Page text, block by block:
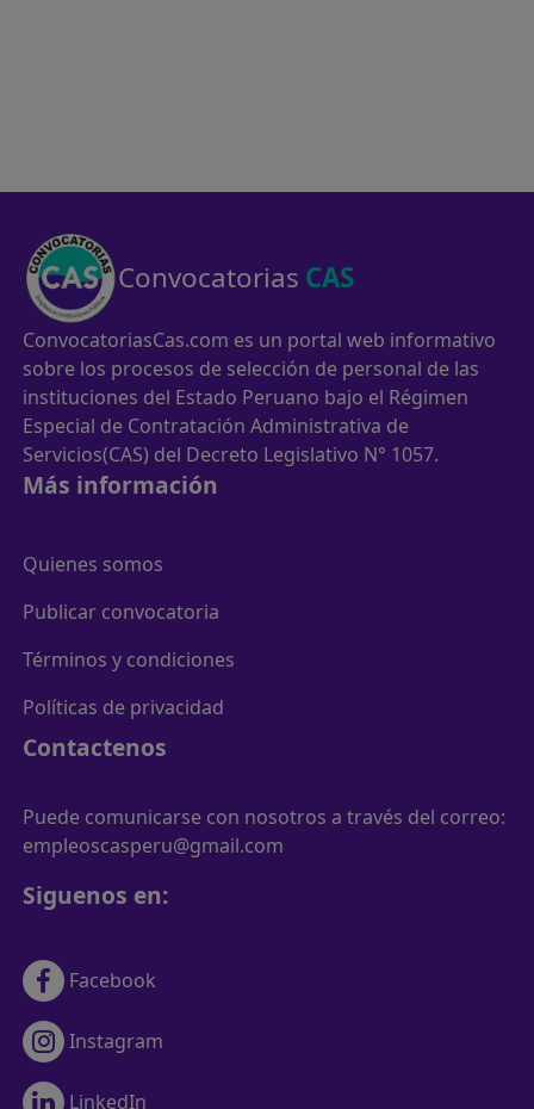
Convocatorias CAS
ConvocatoriasCas.com es un portal web informativo
sobre los procesos de selección de personal de las
instituciones del Estado Peruano bajo el Régimen
Especial de Contratación Administrativa de
Servicios(CAS) del Decreto Legislativo N° 1057.
Más información
Quienes somos
Publicar convocatoria
Términos y condiciones
Políticas de privacidad
Contactenos
Puede comunicarse con nosotros a través del correo:
empleoscasperu@gmail.com
Siguenos en:
Facebook
Instagram
LinkedIn